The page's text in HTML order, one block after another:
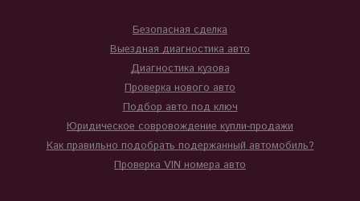
Безопасная сделка
Выездная диагностика авто
Диагностика кузова
Проверка нового авто
Подбор авто под ключ
Юридическое совровождение купли-продажи
Как правильно подобрать подержанный автомобиль?
Проверка VIN номера авто